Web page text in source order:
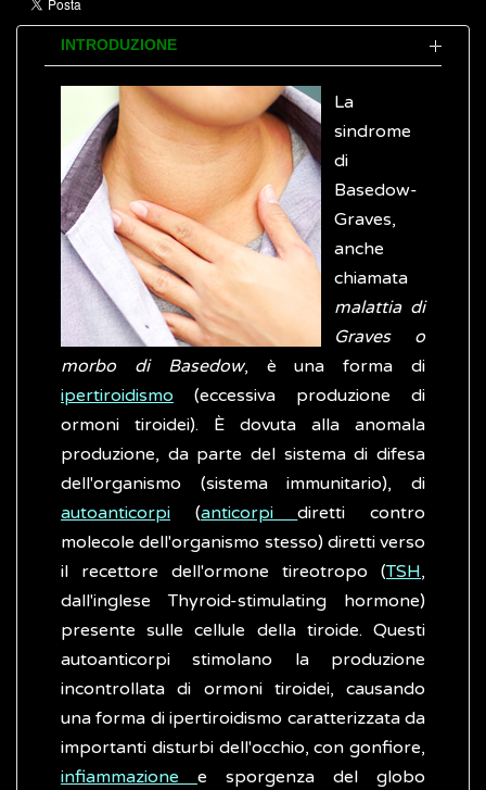
INTRODUZIONE
La
sindrome
di
Basedow-
Graves,
anche
chiamata
malattia di
Graves o
morbo di Basedow, è una forma di
ipertiroidismo (eccessiva produzione di
ormoni tiroidei). È dovuta alla anomala
produzione, da parte del sistema di difesa
dell'organismo (sistema immunitario), di
autoanticorpi (anticorpidiretti contro
molecole dell'organismo stesso) diretti verso
il recettore dell'ormone tireotropo (TSH,
dall'inglese Thyroid-stimulating hormone)
presente sulle cellule della tiroide. Questi
autoanticorpi stimolano la produzione
incontrollata di ormoni tiroidei, causando
una forma di ipertiroidismo caratterizzata da
importanti disturbi dell'occhio, con gonfiore,
infiammazione e sporgenza del globo